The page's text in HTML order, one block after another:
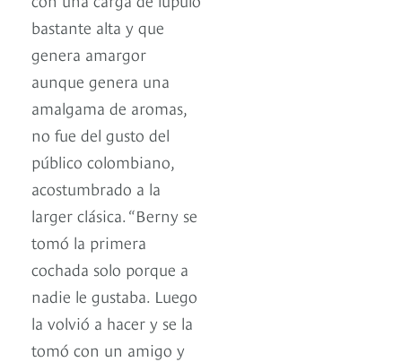
bastante alta y que
genera amargor
aunque genera una
amalgama de aromas,
no fue del gusto del
público colombiano,
acostumbrado a la
larger clásica. “Berny se
tomó la primera
cochada solo porque a
nadie le gustaba. Luego
la volvió a hacer y se la
tomó con un amigo y